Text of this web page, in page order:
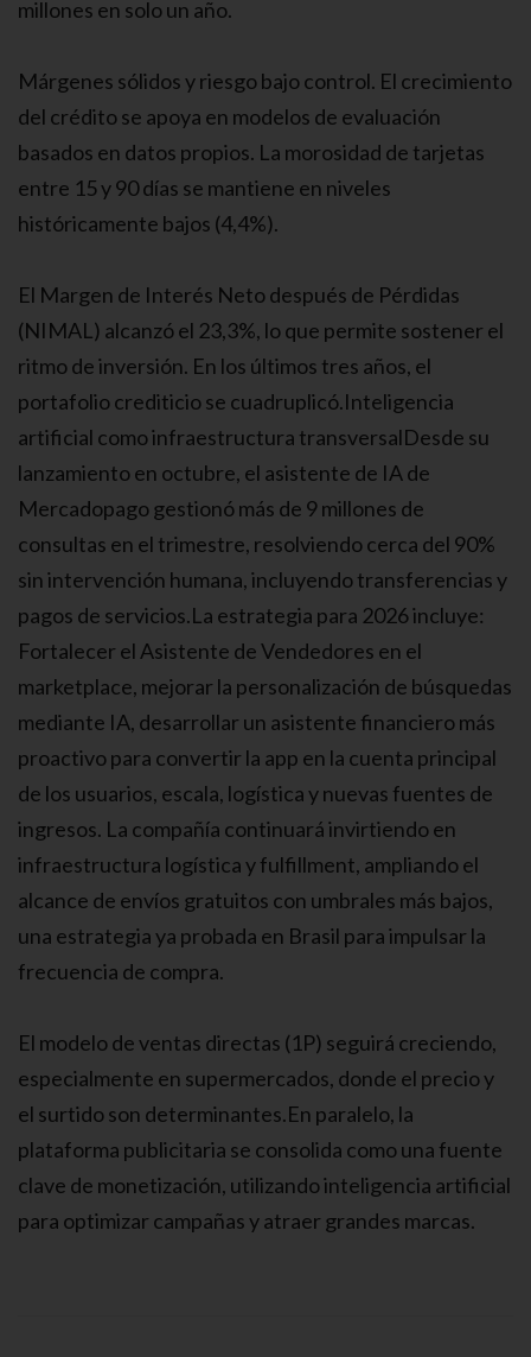
millones en solo un año.
Márgenes sólidos y riesgo bajo control. El crecimiento
del crédito se apoya en modelos de evaluación
basados en datos propios. La morosidad de tarjetas
entre 15 y 90 días se mantiene en niveles
históricamente bajos (4,4%).
El Margen de Interés Neto después de Pérdidas
(NIMAL) alcanzó el 23,3%, lo que permite sostener el
ritmo de inversión. En los últimos tres años, el
portafolio crediticio se cuadruplicó.Inteligencia
artificial como infraestructura transversalDesde su
lanzamiento en octubre, el asistente de IA de
Mercadopago gestionó más de 9 millones de
consultas en el trimestre, resolviendo cerca del 90%
sin intervención humana, incluyendo transferencias y
pagos de servicios.La estrategia para 2026 incluye:
Fortalecer el Asistente de Vendedores en el
marketplace, mejorar la personalización de búsquedas
mediante IA, desarrollar un asistente financiero más
proactivo para convertir la app en la cuenta principal
de los usuarios, escala, logística y nuevas fuentes de
ingresos. La compañía continuará invirtiendo en
infraestructura logística y fulfillment, ampliando el
alcance de envíos gratuitos con umbrales más bajos,
una estrategia ya probada en Brasil para impulsar la
frecuencia de compra.
El modelo de ventas directas (1P) seguirá creciendo,
especialmente en supermercados, donde el precio y
el surtido son determinantes.En paralelo, la
plataforma publicitaria se consolida como una fuente
clave de monetización, utilizando inteligencia artificial
para optimizar campañas y atraer grandes marcas.